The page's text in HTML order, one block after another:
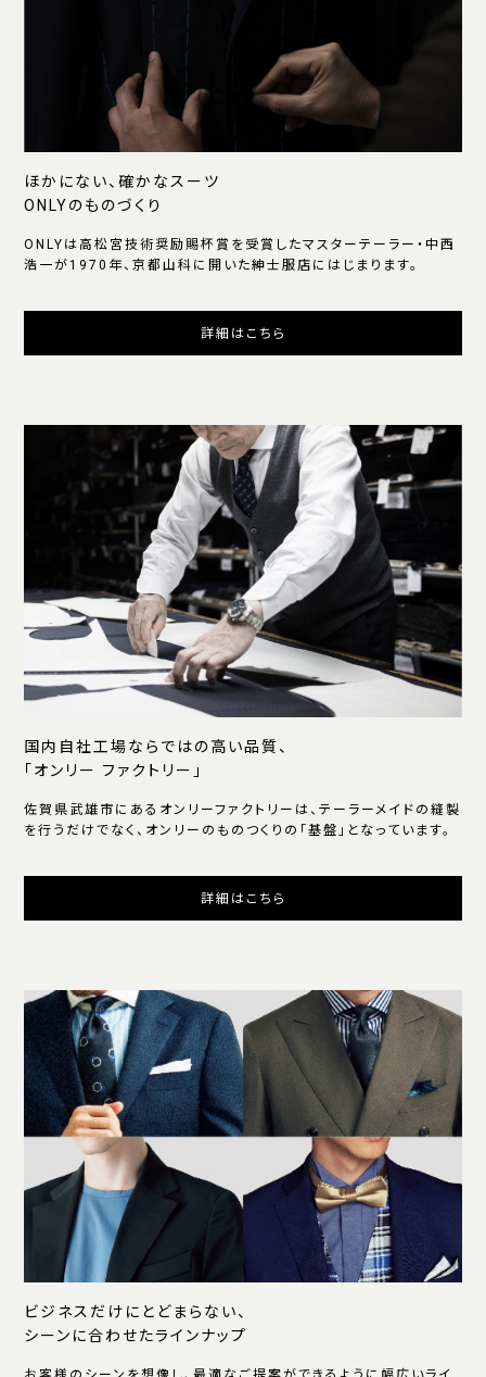
ほかにない、確かなスーツ
ONLYのものづくり
ONLYは高松宮技術奨励賜杯賞を受賞したマスターテーラー・中西
浩一が1970年、京都山科に開いた紳士服店にはじまります。
詳細はこちら
国内自社工場ならではの高い品質、
「オンリー ファクトリー」
佐賀県武雄市にあるオンリーファクトリーは、テーラーメイドの縫製
を行うだけでなく、オンリーのものつくりの「基盤」となっています。
詳細はこちら
ビジネスだけにとどまらない、
シーンに合わせたラインナップ